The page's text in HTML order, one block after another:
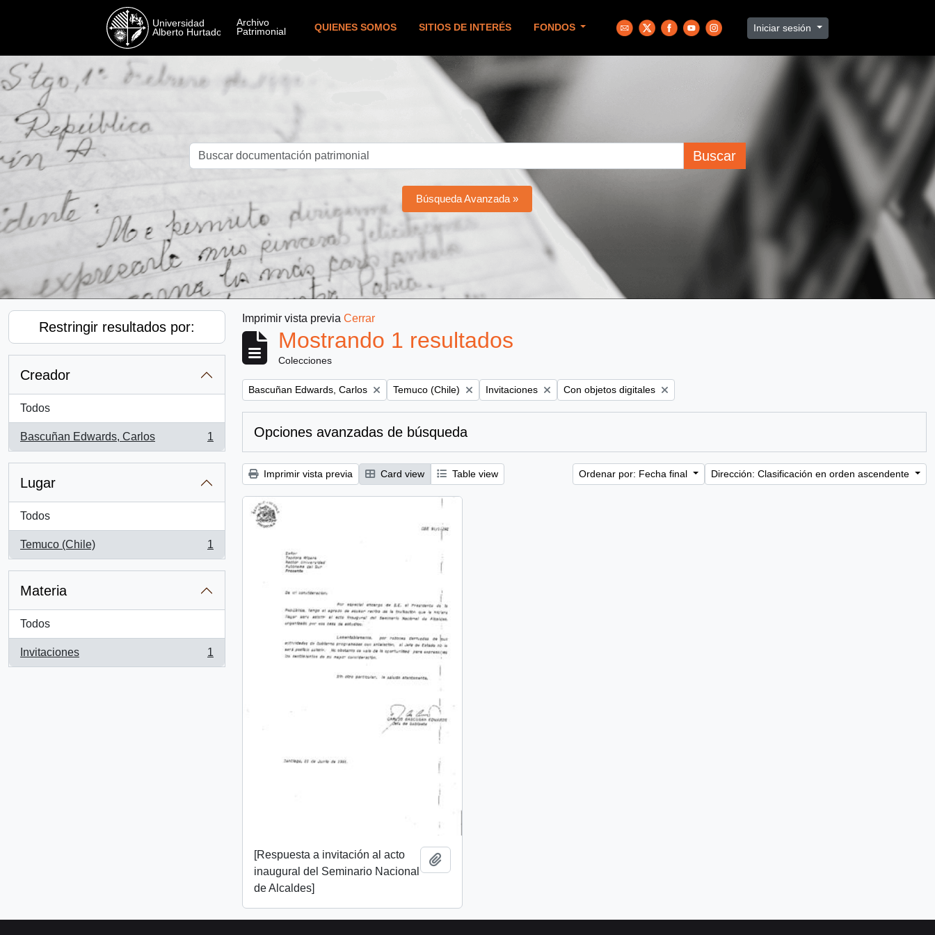
QUIENES SOMOS SITIOS DE INTERÉS FONDOS Iniciar sesión
Buscar
Búsqueda Avanzada »
Restringir resultados por:
Creador
Todos
Bascuñan Edwards, Carlos
, 1 resultados
1
Lugar
Todos
Temuco (Chile)
, 1 resultados
1
Materia
Todos
Invitaciones
, 1 resultados
1
Imprimir vista previa Cerrar
Mostrando 1 resultados
Colecciones
Remove filter:
Bascuñan Edwards, Carlos Remove filter:
Temuco (Chile) Remove filter:
Invitaciones Remove filter:
Con objetos digitales
Opciones avanzadas de búsqueda
Imprimir vista previa Card view Table view Ordenar por: Fecha final Dirección: Clasificación en orden ascendente
[Respuesta a invitación al acto
inaugural del Seminario Nacional
de Alcaldes]